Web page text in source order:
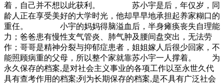
着，自己并不想以此获利。 苏小宇是后，年仅岁，同
龄人正在享受美好的大学时光，他却早早地承担起养家糊口的
重任。 小宇的妈妈得脑溢血后，半身瘫痪丧失自理能
力；爸爸患有慢性支气管炎、肺气肿及腰间盘突出，无法劳
作；哥哥是精神分裂与抑郁症患者，姐姐嫁人后很少回家，不
能照顾病重的父母，所以整个家就靠苏小宇一人撑着。 为
永久保存的档案,是对社会主义事业的各项工作以至永世久代
具有查考作用的档案;列为长期保存的档案,是不具有广泛社会